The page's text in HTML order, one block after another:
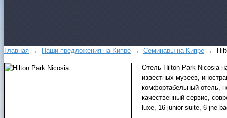
Главная → Наши предложения на Кипре → Ceминapы нa Кипpe →
Отель Hilton Park Nicosia
известных музеев,
комфортабельный отель,
качественный сервис,
luxe, 16 junior suite, 6 jne